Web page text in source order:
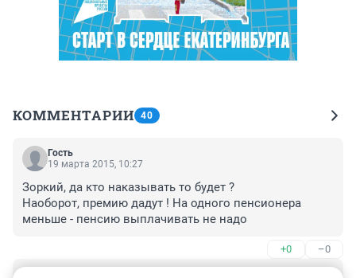
КОММЕНТАРИИ 40
Гость
19 марта 2015, 10:27
Зоркий, да кто наказывать то будет ?
Наоборот, премию дадут ! На одного пенсионера
меньше - пенсию выплачивать не надо
+0 –0